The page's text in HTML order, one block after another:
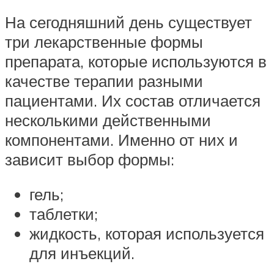
На сегодняшний день существует
три лекарственные формы
препарата, которые используются в
качестве терапии разными
пациентами. Их состав отличается
несколькими действенными
компонентами. Именно от них и
зависит выбор формы:
гель;
таблетки;
жидкость, которая используется
для инъекций.